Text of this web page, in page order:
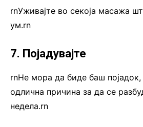
rnУживајте во секоја масажа
ум.rn
7. Појадувајте
rnНе мора да биде баш
одлична причина за да се
недела.rn